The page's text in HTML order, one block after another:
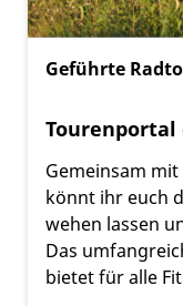
Geführte
Tourenportal
Gemeinsam
könnt ihr euch
wehen lassen
Das
bietet für alle